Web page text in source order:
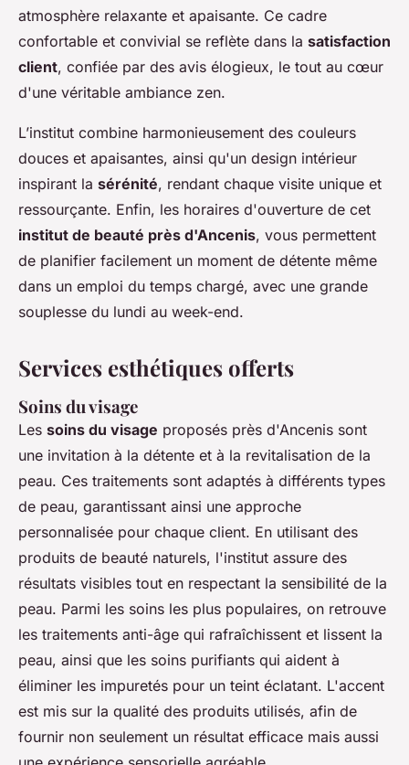
atmosphère relaxante et apaisante. Ce cadre
confortable et convivial se reflète dans la satisfaction
client, confiée par des avis élogieux, le tout au cœur
d'une véritable ambiance zen.
L’institut combine harmonieusement des couleurs
douces et apaisantes, ainsi qu'un design intérieur
inspirant la sérénité, rendant chaque visite unique et
ressourçante. Enfin, les horaires d'ouverture de cet
institut de beauté près d'Ancenis, vous permettent
de planifier facilement un moment de détente même
dans un emploi du temps chargé, avec une grande
souplesse du lundi au week-end.
Services esthétiques offerts
Soins du visage
Les soins du visage proposés près d'Ancenis sont
une invitation à la détente et à la revitalisation de la
peau. Ces traitements sont adaptés à différents types
de peau, garantissant ainsi une approche
personnalisée pour chaque client. En utilisant des
produits de beauté naturels, l'institut assure des
résultats visibles tout en respectant la sensibilité de la
peau. Parmi les soins les plus populaires, on retrouve
les traitements anti-âge qui rafraîchissent et lissent la
peau, ainsi que les soins purifiants qui aident à
éliminer les impuretés pour un teint éclatant. L'accent
est mis sur la qualité des produits utilisés, afin de
fournir non seulement un résultat efficace mais aussi